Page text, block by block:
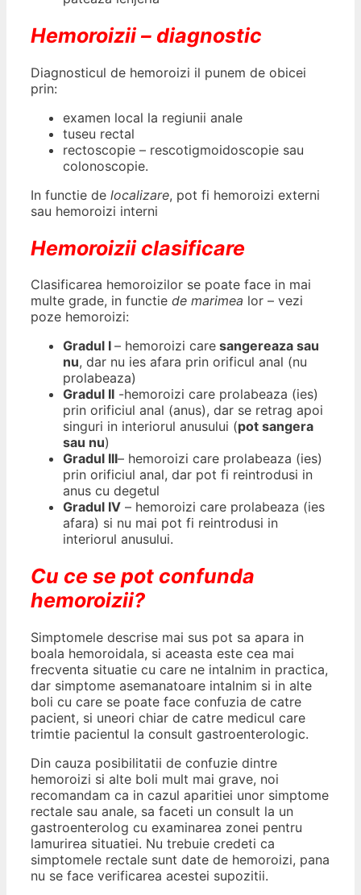
Hemoroizii – diagnostic
Diagnosticul de hemoroizi il punem de obicei
prin:
examen local la regiunii anale
tuseu rectal
rectoscopie – rescotigmoidoscopie sau
colonoscopie.
In functie de localizare, pot fi hemoroizi externi
sau hemoroizi interni
Hemoroizii clasificare
Clasificarea hemoroizilor se poate face in mai
multe grade, in functie de marimea lor – vezi
poze hemoroizi:
Gradul I – hemoroizi care sangereaza sau
nu, dar nu ies afara prin orificul anal (nu
prolabeaza)
Gradul II -hemoroizi care prolabeaza (ies)
prin orificiul anal (anus), dar se retrag apoi
singuri in interiorul anusului (pot sangera
sau nu)
Gradul III– hemoroizi care prolabeaza (ies)
prin orificiul anal, dar pot fi reintrodusi in
anus cu degetul
Gradul IV – hemoroizi care prolabeaza (ies
afara) si nu mai pot fi reintrodusi in
interiorul anusului.
Cu ce se pot confunda
hemoroizii?
Simptomele descrise mai sus pot sa apara in
boala hemoroidala, si aceasta este cea mai
frecventa situatie cu care ne intalnim in practica,
dar simptome asemanatoare intalnim si in alte
boli cu care se poate face confuzia de catre
pacient, si uneori chiar de catre medicul care
trimtie pacientul la consult gastroenterologic.
Din cauza posibilitatii de confuzie dintre
hemoroizi si alte boli mult mai grave, noi
recomandam ca in cazul aparitiei unor simptome
rectale sau anale, sa faceti un consult la un
gastroenterolog cu examinarea zonei pentru
lamurirea situatiei. Nu trebuie credeti ca
simptomele rectale sunt date de hemoroizi, pana
nu se face verificarea acestei supozitii.